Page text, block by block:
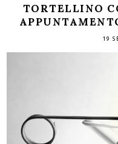
TORTELLINO
19